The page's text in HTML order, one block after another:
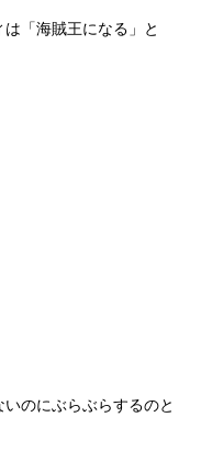
「海賊王になる」と
のにぶらぶらするのと